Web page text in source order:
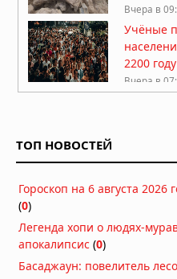
Вчера в
Учёные
2200 году
Вчера в
Вчера в
ТОП НОВОСТЕЙ
Гороскоп на 6 августа 2026
(0)
Легенда хопи о людях-
апокалипсис (0)
Басаджаун: повелитель